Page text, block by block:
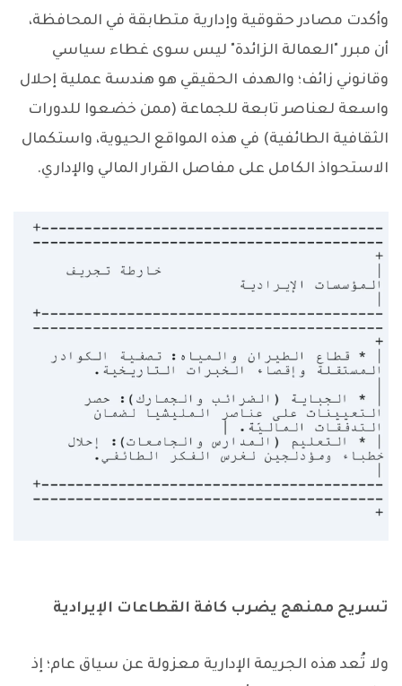
وأكدت مصادر حقوقية وإدارية متطابقة في المحافظة،
أن مبرر "العمالة الزائدة" ليس سوى غطاء سياسي
وقانوني زائف؛ والهدف الحقيقي هو هندسة عملية إحلال
واسعة لعناصر تابعة للجماعة (ممن خضعوا للدورات
الثقافية الطائفية) في هذه المواقع الحيوية، واستكمال
الاستحواذ الكامل على مفاصل القرار المالي والإداري.
تسريح ممنهج يضرب كافة القطاعات الإيرادية
ولا تُعد هذه الجريمة الإدارية معزولة عن سياق عام؛ إذ